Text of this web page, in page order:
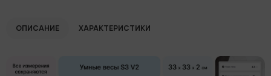
ОПИСАНИЕ ХАРАКТЕРИСТИКИ